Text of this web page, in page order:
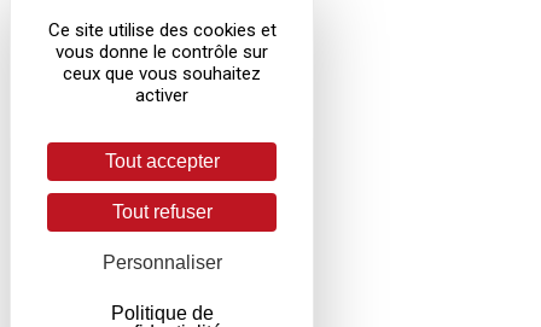
Ce site utilise des cookies et
vous donne le contrôle sur
ceux que vous souhaitez
activer
Tout accepter
Tout refuser
Personnaliser
Politique de